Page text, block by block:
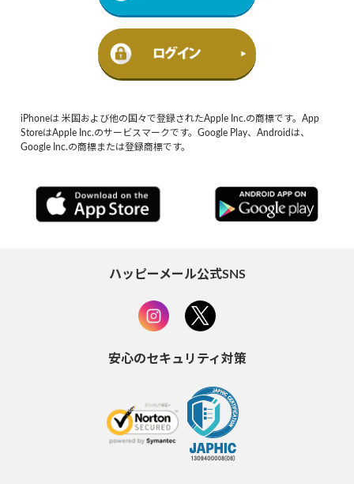
iPhoneは 米国および他の国々で登録されたApple Inc.の商標です。App
StoreはApple Inc.のサービスマークです。Google Play、Androidは、
Google Inc.の商標または登録商標です。
ハッピーメール公式SNS
安心のセキュリティ対策